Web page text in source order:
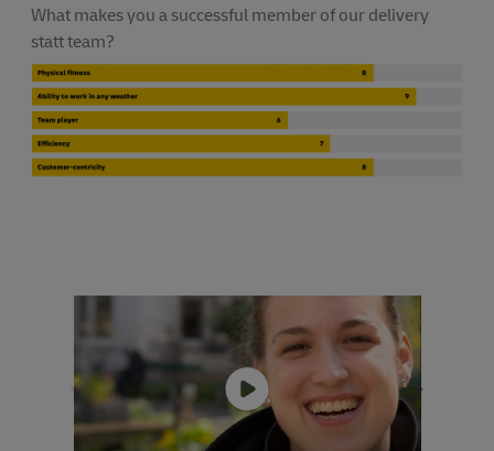
What makes you a successful member of our delivery
statt team?